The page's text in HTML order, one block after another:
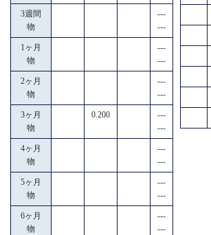
3週間
物
---
---
1ヶ月
物
---
---
2ヶ月
物
---
---
3ヶ月
物
0.200
---
---
4ヶ月
物
---
---
5ヶ月
物
---
---
6ヶ月
物
---
---